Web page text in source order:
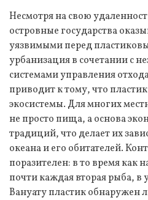
Несмотря на свою
островные государства
уязвимыми перед
урбанизация в сочетании с
системами управления
приводит к тому, что
экосистемы. Для многих
не просто пища, а основа
традиций, что делает их
океана и его обитателей.
поразителен: в то время как
почти каждая вторая рыба, в
Вануату пластик обнаружен